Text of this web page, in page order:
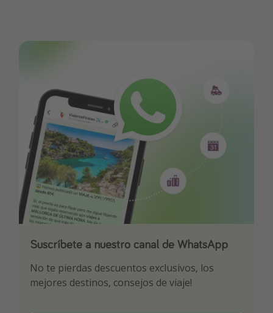
Suscríbete a nuestro canal de WhatsApp
No te pierdas descuentos exclusivos, los
mejores destinos, consejos de viaje!
Descarga nuestra app
Sé el primero en reservar nuestros chollazos
¡Suscríbete a nuestro canal de Telegram!
¡Recibe las mejores ofertas seleccionadas para
ti por nuestros expertos en viajes